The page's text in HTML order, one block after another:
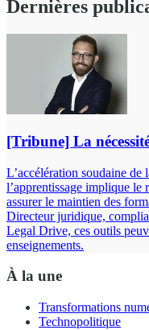
Dernières
[Tribune] La
L’accélération soudaine de
l’apprentissage implique le
assurer le maintien des
Directeur juridique,
Legal Drive, ces outils
enseignements.
À la une
Transformations
Technopolitique